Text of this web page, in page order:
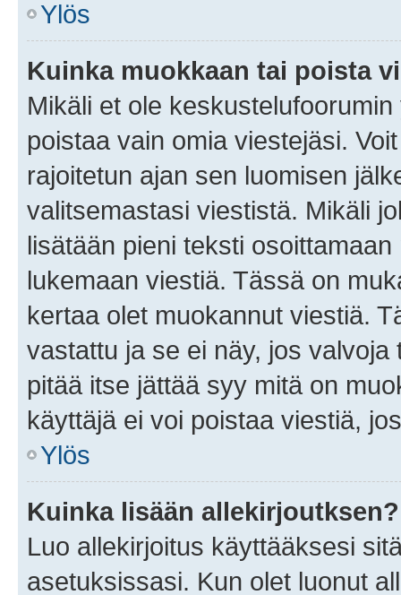
Ylös
Kuinka muokkaan tai poista
Mikäli et ole
poistaa vain omia viestejäsi.
rajoitetun ajan sen luomisen
valitsemastasi viestistä. Mikäli
lisätään pieni teksti
lukemaan viestiä. Tässä on
kertaa olet muokannut viestiä.
vastattu ja se ei näy, jos
pitää itse jättää syy mitä on
käyttäjä ei voi poistaa viestiä,
Ylös
Kuinka lisään allekirjoutksen?
Luo allekirjoitus käyttääksesi
asetuksissasi. Kun olet luonut